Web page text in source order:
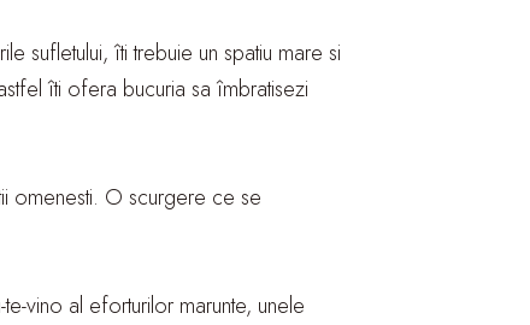
sufletului, îti trebuie un spatiu mare si
îti ofera bucuria sa îmbratisezi
omenesti. O scurgere ce se
vino al eforturilor marunte, unele